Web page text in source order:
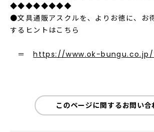
◆◆◆◆◆◆◆◆
●文具通販アスクルを、よりお徳に、お
するヒントはこちら
＝https://www.ok-
このページに関するお問い合